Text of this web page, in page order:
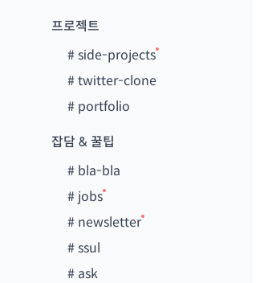
프로젝트
#side-projects
#twitter-clone
# portfolio
잡담 & 꿀팁
# bla-bla
# jobs
# newsletter
#ssul
# ask